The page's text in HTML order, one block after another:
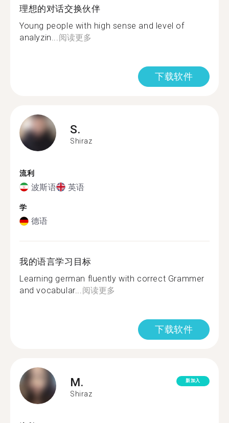
理想的对话交换伙伴
Young people with high sense and level of
analyzin...阅读更多
下载软件
S.
Shiraz
流利
波斯语 英语
学
德语
我的语言学习目标
Learning german fluently with correct Grammer
and vocabular...阅读更多
下载软件
M.
Shiraz
新加入